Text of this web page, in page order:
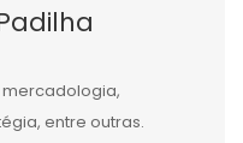
entre outras.